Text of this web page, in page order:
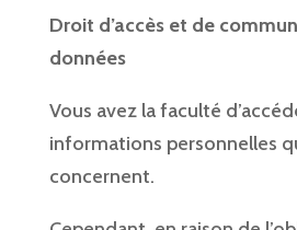
Droit d’accès et de
données
Vous avez la faculté
informations personnelles
concernent.